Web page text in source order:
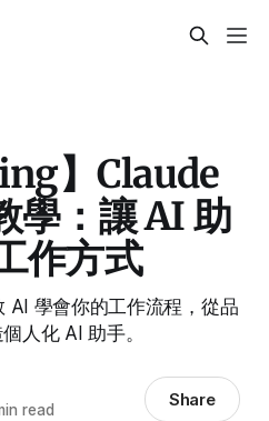
】Claude
學：讓 AI 助
作方式
AI 學會你的工作流程，從品
人化 AI 助手。
read Share